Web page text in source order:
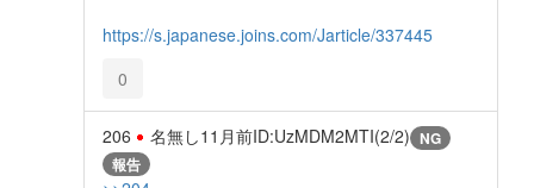
https://s.japanese.joins.com/Jarticle/337445
0
206 名無し11月前ID:UzMDM2MTI(2/2) NG
報告